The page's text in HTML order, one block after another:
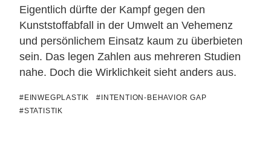
Eigentlich dürfte der Kampf gegen den
Kunststoffabfall in der Umwelt an Vehemenz
und persönlichem Einsatz kaum zu überbieten
sein. Das legen Zahlen aus mehreren Studien
nahe. Doch die Wirklichkeit sieht anders aus.
#EINWEGPLASTIK
#INTENTION-BEHAVIOR GAP
#STATISTIK